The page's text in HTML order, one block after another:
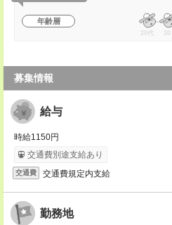
年齢層
20代 30
募集情報
給与
時給1150円
交通費別途支給あり
交通費 交通費規定内支給
勤務地